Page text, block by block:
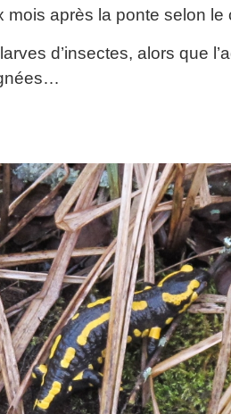
mois après la ponte selon le
d’insectes, alors que